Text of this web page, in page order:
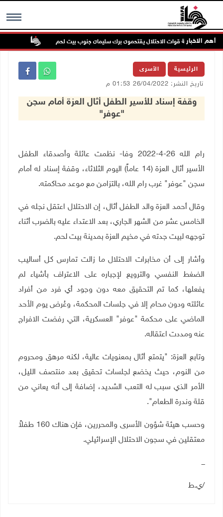
MENU أهم الاخبار
بحماية قوات الاحتلال يقتحمون برك سليمان جنوب بيت لحم
الرئيسية الأسرى
تاريخ النشر: 26/04/2022 01:53 م
وقفة إسناد للأسير الطفل أثال العزة أمام سجن
"عوفر"
رام الله 26-4-2022 وفا- نظمت عائلة وأصدقاء الطفل
الأسير أثال العزة (14 عاماً) اليوم الثلاثاء، وقفة إسناد له أمام
سجن "عوفر" غرب رام الله، بالتزامن مع موعد محاكمته.
وقال أحمد العزة والد الطفل أثال، إن الاحتلال اعتقل نجله في
الخامس عشر من الشهر الجاري، بعد الاعتداء عليه بالضرب أثناء
توجهه لبيت جدته في مخيم العزة بمدينة بيت لحم.
وأشار إلى أن مخابرات الاحتلال ما زالت تمارس كل أساليب
الضغط النفسي والترويع لإجباره على الاعتراف بأشياء لم
يفعلها، كما تم التحقيق معه دون وجود أي فرد من أفراد
عائلته ودون محام إلا في جلسات المحكمة، وعُرض يوم الأحد
الماضي على محكمة "عوفر" العسكرية، التي رفضت الافراج
عنه ومددت اعتقاله.
وتابع العزة: "يتمتع أثال بمعنويات عالية، لكنه مرهق ومحروم
من النوم، حيث يخضع لجلسات تحقيق بعد منتصف الليل،
الأمر الذي سبب له التعب الشديد، إضافة إلى أنه يعاني من
قلة وندرة الطعام".
وحسب هيئة شؤون الأسرى والمحررين، فإن هناك 160 طفلاً
معتقلين في سجون الاحتلال الإسرائيلي.
ـــ
/ي.ط